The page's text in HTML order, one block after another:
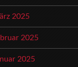
2025
2025
2025